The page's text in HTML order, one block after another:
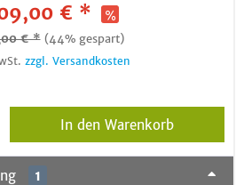
€ *
€ * (44% gespart)
zzgl. Versandkosten
In den Warenkorb
1